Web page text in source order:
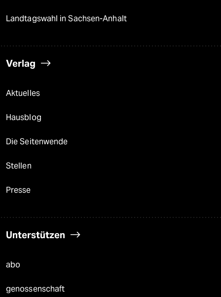
Landtagswahl in Sachsen-Anhalt
Verlag
Aktuelles
Hausblog
Die Seitenwende
Stellen
Presse
Unterstützen
abo
genossenschaft